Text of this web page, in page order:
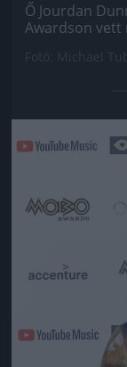
Ő Jourdan
Awardson vett